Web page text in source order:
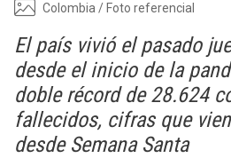
Colombia / Foto referencial
El país vivió el pasado
desde el inicio de la
doble récord de 28.624
fallecidos, cifras que
desde Semana Santa